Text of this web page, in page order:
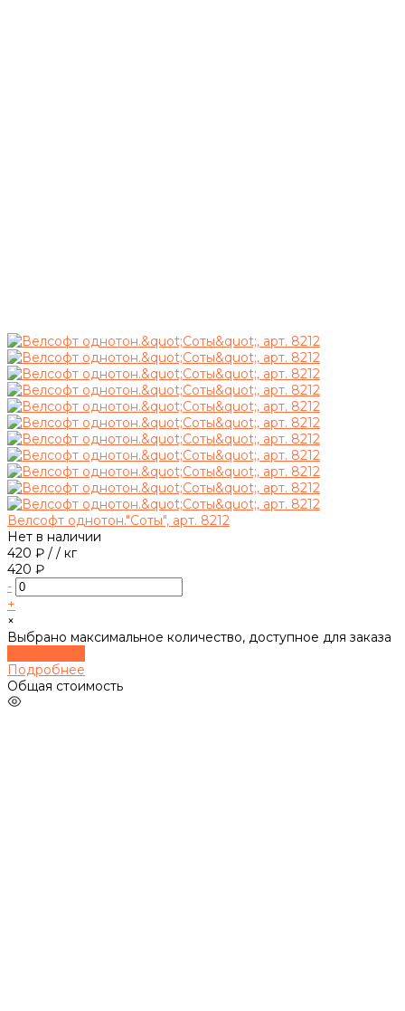
Велсофт однотон."Соты", арт. 8212
Нет в наличии
420 ₽ / / кг
420 ₽
-
+
×
Выбрано максимальное количество, доступное для заказа
Подробнее
Общая стоимость